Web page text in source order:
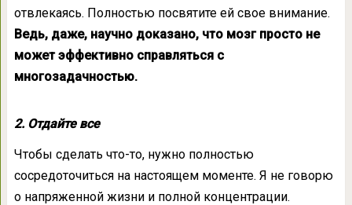
отвлекаясь. Полностью посвятите ей свое внимание.
Ведь, даже, научно доказано, что мозг просто не
может эффективно справляться с
многозадачностью.
2. Отдайте все
Чтобы сделать что-то, нужно полностью
сосредоточиться на настоящем моменте. Я не говорю
о напряженной жизни и полной концентрации.